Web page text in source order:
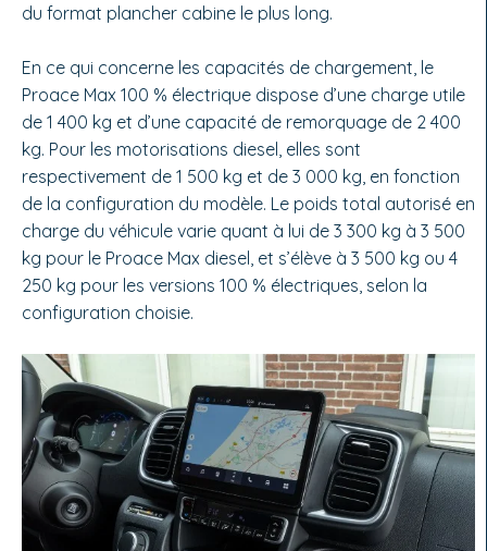
du format plancher cabine le plus long.
En ce qui concerne les capacités de chargement, le
Proace Max 100 % électrique dispose d’une charge utile
de 1 400 kg et d’une capacité de remorquage de 2 400
kg. Pour les motorisations diesel, elles sont
respectivement de 1 500 kg et de 3 000 kg, en fonction
de la configuration du modèle. Le poids total autorisé en
charge du véhicule varie quant à lui de 3 300 kg à 3 500
kg pour le Proace Max diesel, et s’élève à 3 500 kg ou 4
250 kg pour les versions 100 % électriques, selon la
configuration choisie.